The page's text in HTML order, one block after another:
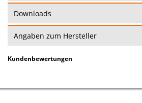
Alarmfunktion:
Batterien:
Abmessungen:
Beleuchtung:
Downloads
Angaben zum Hersteller
Kundenbewertungen